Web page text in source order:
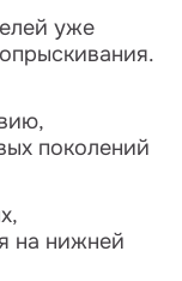
уже
поколений
на нижней